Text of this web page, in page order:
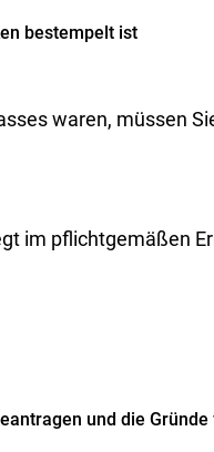
bestempelt ist
waren, müssen
im pflichtgemäßen
und die